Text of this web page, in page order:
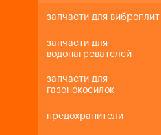
запчасти для виброплит
запчасти для
водонагревателей
запчасти для
газонокосилок
предохранители